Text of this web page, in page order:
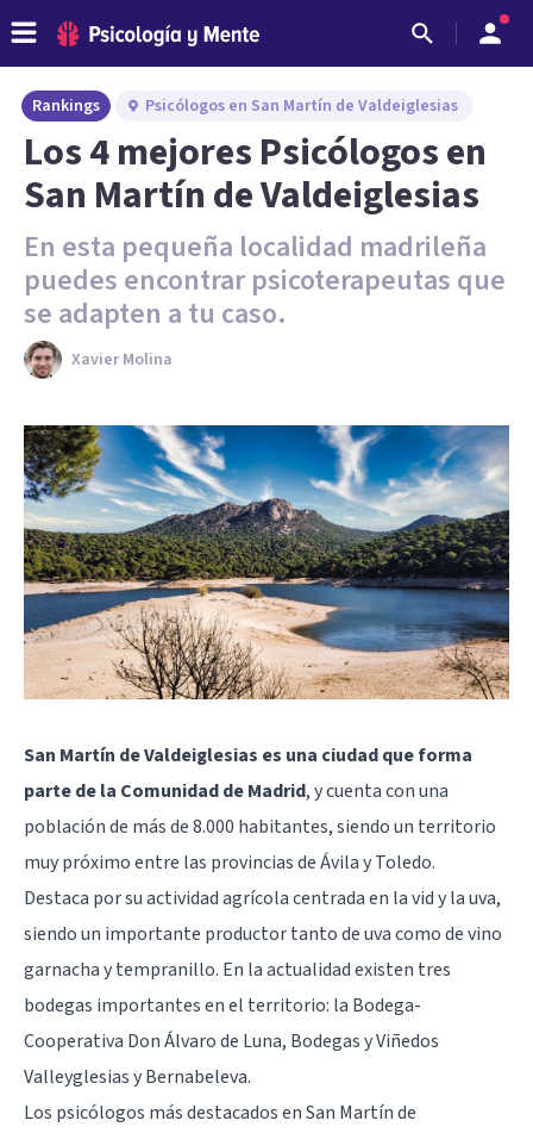
Rankings Psicólogos en San Martín de Valdeiglesias
Los 4 mejores Psicólogos en
San Martín de Valdeiglesias
En esta pequeña localidad madrileña
puedes encontrar psicoterapeutas que
se adapten a tu caso.
Xavier Molina
San Martín de Valdeiglesias es una ciudad que forma
parte de la Comunidad de Madrid, y cuenta con una
población de más de 8.000 habitantes, siendo un territorio
muy próximo entre las provincias de Ávila y Toledo.
Destaca por su actividad agrícola centrada en la vid y la uva,
siendo un importante productor tanto de uva como de vino
garnacha y tempranillo. En la actualidad existen tres
bodegas importantes en el territorio: la Bodega-
Cooperativa Don Álvaro de Luna, Bodegas y Viñedos
Valleyglesias y Bernabeleva.
Los psicólogos más destacados en San Martín de